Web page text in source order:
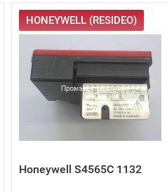
HONEYWELL (RESIDEO)
Honeywell S4565C 1132